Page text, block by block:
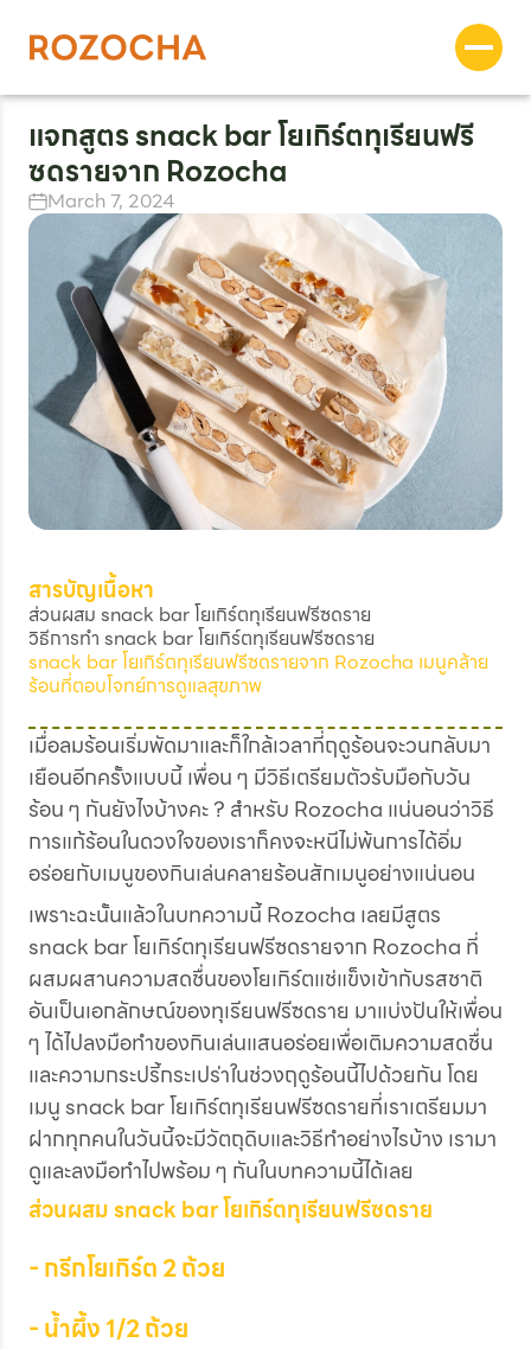
แจกสูตร snack bar โยเกิร์ตทุเรียนฟรี
ซดรายจาก Rozocha
March 7, 2024
เมื่อลมร้อนเริ่มพัดมาและก็ใกล้เวลาที่ฤดูร้อนจะวนกลับมา
เยือนอีกครั้งแบบนี้ เพื่อน ๆ มีวิธีเตรียมตัวรับมือกับวัน
ร้อน ๆ กันยังไงบ้างคะ ? สำหรับ Rozocha แน่นอนว่าวิธี
การแก้ร้อนในดวงใจของเราก็คงจะหนีไม่พ้นการได้อิ่ม
อร่อยกับเมนูของกินเล่นคลายร้อนสักเมนูอย่างแน่นอน
เพราะฉะนั้นแล้วในบทความนี้ Rozocha เลยมีสูตร
snack bar โยเกิร์ตทุเรียนฟรีซดรายจาก Rozocha ที่
ผสมผสานความสดชื่นของโยเกิร์ตแช่แข็งเข้ากับรสชาติ
อันเป็นเอกลักษณ์ของทุเรียนฟรีซดราย มาแบ่งปันให้เพื่อน
ๆ ได้ไปลงมือทำของกินเล่นแสนอร่อยเพื่อเติมความสดชื่น
และความกระปรี้กระเปร่าในช่วงฤดูร้อนนี้ไปด้วยกัน โดย
เมนู snack bar โยเกิร์ตทุเรียนฟรีซดรายที่เราเตรียมมา
ฝากทุกคนในวันนี้จะมีวัตถุดิบและวิธีทำอย่างไรบ้าง เรามา
ดูและลงมือทำไปพร้อม ๆ กันในบทความนี้ได้เลย
ส่วนผสม snack bar โยเกิร์ตทุเรียนฟรีซดราย
- กรีกโยเกิร์ต 2 ถ้วย
- น้ำผึ้ง 1/2 ถ้วย
สารบัญเนื้อหา
ส่วนผสม snack bar โยเกิร์ตทุเรียนฟรีซดราย
วิธีการทำ snack bar โยเกิร์ตทุเรียนฟรีซดราย
snack bar โยเกิร์ตทุเรียนฟรีซดรายจาก Rozocha เมนูคล้าย
ร้อนที่ตอบโจทย์การดูแลสุขภาพ